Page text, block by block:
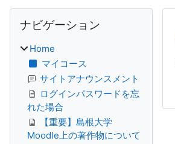
ブロック
ナビゲーション
Home
マイコース
サイトアナウンスメント
ログインパスワードを忘
れた場合
【重要】島根大学
Moodle上の著作物について